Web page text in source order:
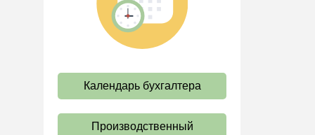
труда
Отпуск и время отдыха
Ответственность и
взыскания
Календарь бухгалтера
Производственный